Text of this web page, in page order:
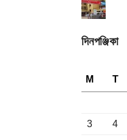
দিনপঞ্জিকা
M
T
3 4